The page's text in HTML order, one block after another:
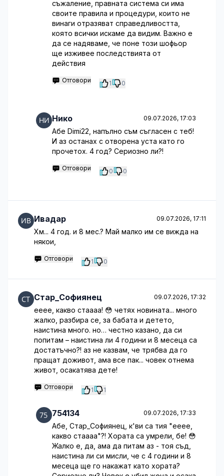
съжаление, правната система си има
своите правила и процедури, които не
винаги отразяват справедливостта,
която всички искаме да видим. Важно е
да се надяваме, че поне този шофьор
ще изживее последствията от
действия
Отговори 1 0
Нико 09.07.2026, 17:03
Абе Dimi22, напълно съм съгласен с теб!
И аз останах с отворена уста като го
прочетох. 4 год? Сериозно ли?!
Отговори 0 0
Ивадар 09.07.2026, 17:11
Хм... 4 год. и 8 мес.? Май малко им се вижда на
някои,
Отговори 1 0
Стар_Софиянец 09.07.2026, 17:32
ееее, какво стаааа! 😳 четях новината... много
жалко, разбира се, за бабата и детето,
наистина много. но… честно казано, да си
попитам – наистина ли 4 години и 8 месеца са
достатъчно?! аз не казвам, че трябва да го
пращат доживот, ама все пак... човек отнема
живот, осакатява дете!
Отговори 1 1
754134 09.07.2026, 17:33
Абе, Стар_Софиянец, к'ви са тия "ееее,
какво стаааа"?! Хората са умрели, бе! 😳
Жалко е, да, ама да питам аз - тоя съд,
наистина ли си мисли, че с 4 години и 8
месеца ще го накажат като хората?